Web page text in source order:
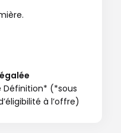
Définition* (*sous
à l’offre)